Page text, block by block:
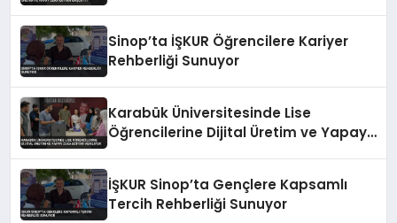
Sinop’ta İŞKUR Öğrencilere Kariyer
Rehberliği Sunuyor
Karabük Üniversitesinde Lise
Öğrencilerine Dijital Üretim ve Yapay
İŞKUR Sinop’ta Gençlere Kapsamlı
Tercih Rehberliği Sunuyor